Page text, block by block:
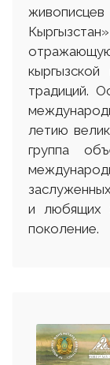
традиций.
летию
группа
и любящих
поколение.